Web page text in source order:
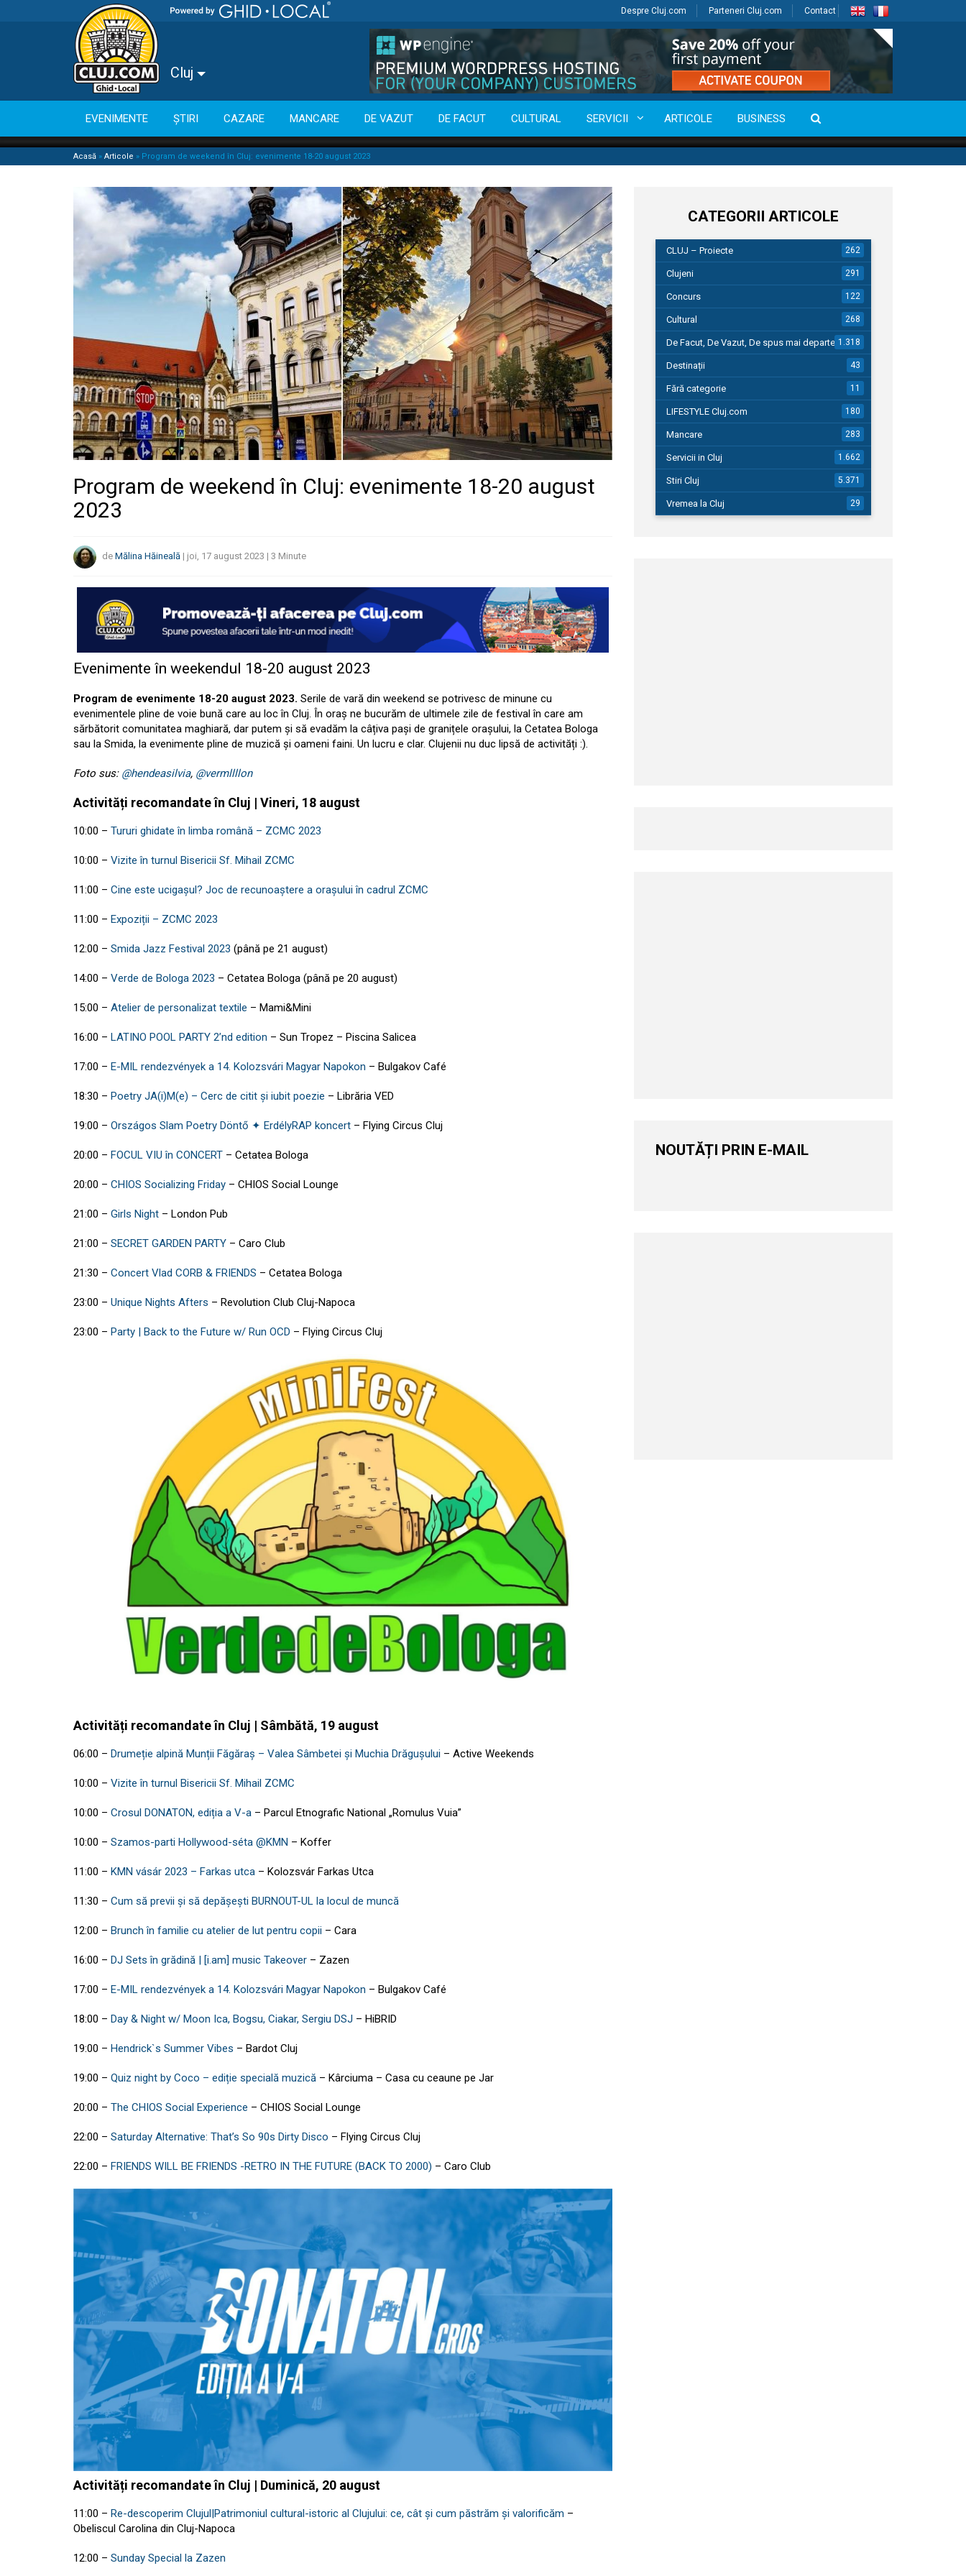
Despre Cluj.com Parteneri Cluj.com Contact
Cluj
EVENIMENTE ȘTIRI CAZARE MANCARE DE VAZUT DE FACUT CULTURAL SERVICII ARTICOLE BUSINESS
Acasă » Articole » Program de weekend în Cluj: evenimente 18-20 august 2023
Program de weekend în Cluj: evenimente 18-20 august
2023
de Mălina Hăineală | joi, 17 august 2023 | 3 Minute
Evenimente în weekendul 18-20 august 2023
Program de evenimente 18-20 august 2023. Serile de vară din weekend se potrivesc de minune cu
evenimentele pline de voie bună care au loc în Cluj. În oraș ne bucurăm de ultimele zile de festival în care am
sărbătorit comunitatea maghiară, dar putem și să evadăm la câțiva pași de granițele orașului, la Cetatea Bologa
sau la Smida, la evenimente pline de muzică și oameni faini. Un lucru e clar. Clujenii nu duc lipsă de activități :).
Foto sus:@hendeasilvia, @vermllllon
Activități recomandate în Cluj | Vineri, 18 august
10:00 – Tururi ghidate în limba română – ZCMC 2023
10:00 – Vizite în turnul Bisericii Sf. Mihail ZCMC
11:00 – Cine este ucigașul? Joc de recunoaștere a orașului în cadrul ZCMC
11:00 – Expoziții – ZCMC 2023
12:00 – Smida Jazz Festival 2023 (până pe 21 august)
14:00 – Verde de Bologa 2023 – Cetatea Bologa (până pe 20 august)
15:00 – Atelier de personalizat textile – Mami&Mini
16:00 – LATINO POOL PARTY 2’nd edition – Sun Tropez – Piscina Salicea
17:00 – E-MIL rendezvények a 14. Kolozsvári Magyar Napokon – Bulgakov Café
18:30 – Poetry JA(i)M(e) – Cerc de citit și iubit poezie – Librăria VED
19:00 – Országos Slam Poetry Döntő ✦ ErdélyRAP koncert – Flying Circus Cluj
20:00 – FOCUL VIU în CONCERT – Cetatea Bologa
20:00 – CHIOS Socializing Friday – CHIOS Social Lounge
21:00 – Girls Night – London Pub
21:00 – SECRET GARDEN PARTY – Caro Club
21:30 – Concert Vlad CORB & FRIENDS – Cetatea Bologa
23:00 – Unique Nights Afters – Revolution Club Cluj-Napoca
23:00 – Party | Back to the Future w/ Run OCD – Flying Circus Cluj
Activități recomandate în Cluj | Sâmbătă, 19 august
06:00 – Drumeție alpină Munții Făgăraș – Valea Sâmbetei și Muchia Drăgușului – Active Weekends
10:00 – Vizite în turnul Bisericii Sf. Mihail ZCMC
10:00 – Crosul DONATON, ediția a V-a – Parcul Etnografic National „Romulus Vuia”
10:00 – Szamos-parti Hollywood-séta @KMN – Koffer
11:00 – KMN vásár 2023 – Farkas utca – Kolozsvár Farkas Utca
11:30 – Cum să previi și să depășești BURNOUT-UL la locul de muncă
12:00 – Brunch în familie cu atelier de lut pentru copii – Cara
16:00 – DJ Sets în grădină | [i.am] music Takeover – Zazen
17:00 – E-MIL rendezvények a 14. Kolozsvári Magyar Napokon – Bulgakov Café
18:00 – Day & Night w/ Moon Ica, Bogsu, Ciakar, Sergiu DSJ – HiBRID
19:00 – Hendrick`s Summer Vibes – Bardot Cluj
19:00 – Quiz night by Coco – ediție specială muzică – Kârciuma – Casa cu ceaune pe Jar
20:00 – The CHIOS Social Experience – CHIOS Social Lounge
22:00 – Saturday Alternative: That’s So 90s Dirty Disco – Flying Circus Cluj
22:00 – FRIENDS WILL BE FRIENDS -RETRO IN THE FUTURE (BACK TO 2000) – Caro Club
Activități recomandate în Cluj | Duminică, 20 august
11:00 – Re-descoperim Clujul|Patrimoniul cultural-istoric al Clujului: ce, cât și cum păstrăm și valorificăm –
Obeliscul Carolina din Cluj-Napoca
12:00 – Sunday Special la Zazen
CATEGORII ARTICOLE
CLUJ – Proiecte 262
Clujeni 291
Concurs 122
Cultural 268
De Facut, De Vazut, De spus mai departe…1.318
Destinații 43
Fără categorie 11
LIFESTYLE Cluj.com 180
Mancare 283
Servicii in Cluj 1.662
Stiri Cluj 5.371
Vremea la Cluj 29
NOUTĂȚI PRIN E-MAIL